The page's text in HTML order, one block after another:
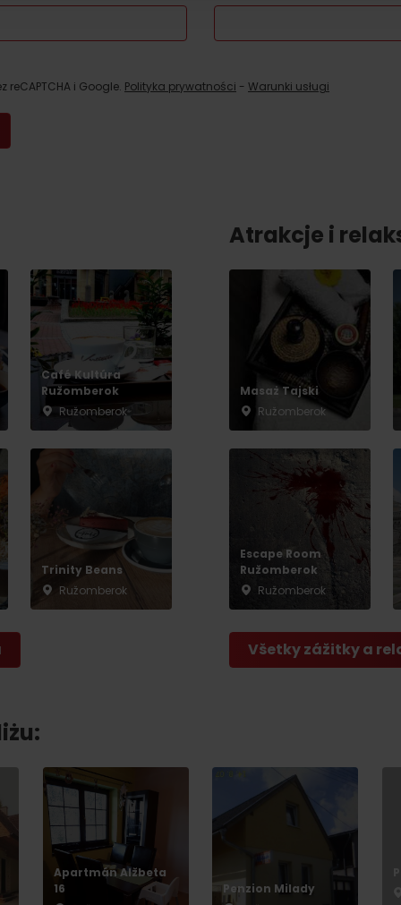
No data found for this source.
for this source. No data found for this source.
i Google. Polityka prywatności - Warunki usługi
Café Kultúra
Ružomberok
Ružomberok
Trinity Beans
Ružomberok
Atrakcje i
Masaż Tajski
Ružomberok
Escape Room
Ružomberok
Ružomberok
Všetky zážitky a
Apartmán Alžbeta
16
Penzion Milady